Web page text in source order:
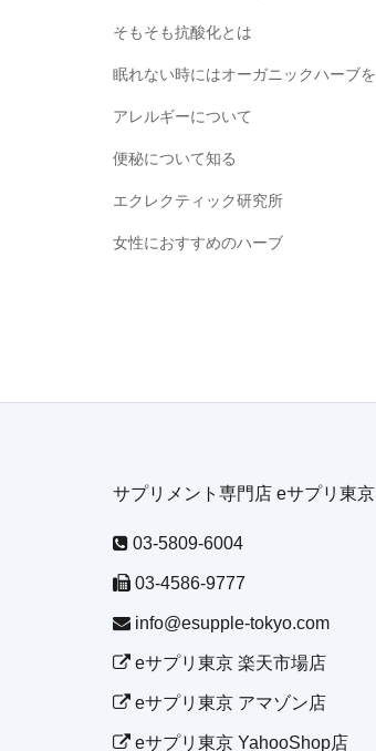
そもそも抗酸化とは
眠れない時にはオーガニックハーブを
アレルギーについて
便秘について知る
エクレクティック研究所
女性におすすめのハーブ
サプリメント専門店 eサプリ東京
03-5809-6004
03-4586-9777
info@esupple-tokyo.com
eサプリ東京 楽天市場店
eサプリ東京 アマゾン店
eサプリ東京 YahooShop店